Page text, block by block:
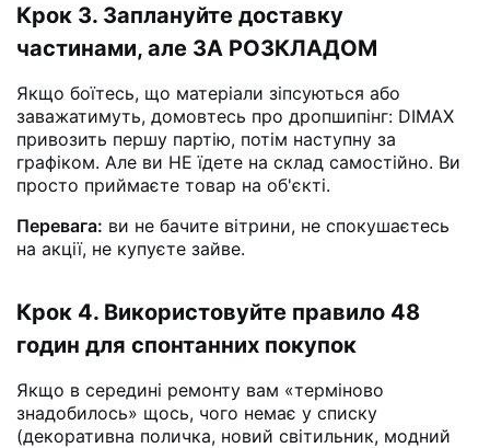
Крок 3. Заплануйте доставку
частинами, але ЗА РОЗКЛАДОМ
Якщо боїтесь, що матеріали зіпсуються або
заважатимуть, домовтесь про дропшипінг: DIMAX
привозить першу партію, потім наступну за
графіком. Але ви НЕ їдете на склад самостійно. Ви
просто приймаєте товар на об'єкті.
Перевага: ви не бачите вітрини, не спокушаєтесь
на акції, не купуєте зайве.
Крок 4. Використовуйте правило 48
годин для спонтанних покупок
Якщо в середині ремонту вам «терміново
знадобилось» щось, чого немає у списку
(декоративна поличка, новий світильник, модний